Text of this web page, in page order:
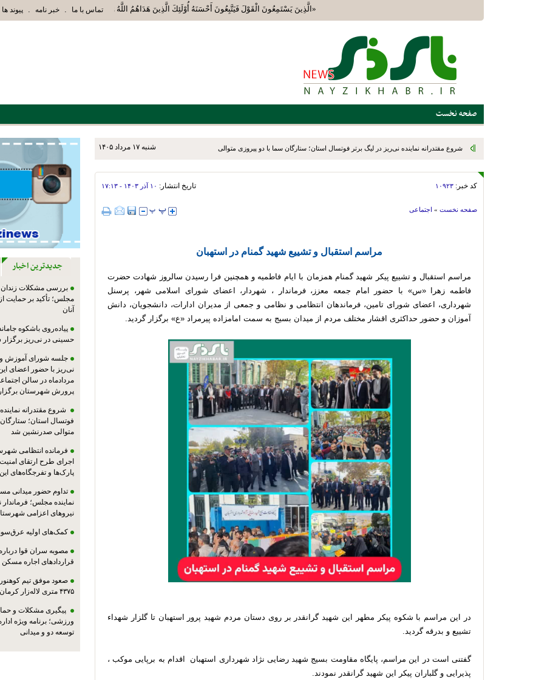
«الَّذِينَ يَسْتَمِعُونَ الْقَوْلَ فَيَتَّبِعُونَ أَحْسَنَهُ أُوْلَئِكَ الَّذِينَ هَدَاهُمُ اللَّهُ وَأُوْلَئِكَ هُمْ أُوْلُوا الْأَلْبَابِ» عاقلان
تماس با ما . خبر نامه . پیوند ها
صفحه نخست
شنبه ۱۷ مرداد ۱۴۰۵ شروع مقتدرانه نماینده نی‌ریز در لیگ برتر فوتسال استان؛ ستارگان سما با دو پیروزی متوالی
کد خبر: ۱۰۹۲۳ تاریخ انتشار: ۱۰ آذر ۱۴۰۳ - ۱۷:۱۳
صفحه نخست » اجتماعی
مراسم استقبال و تشییع شهید گمنام در استهبان
مراسم استقبال و تشییع پیکر شهید گمنام همزمان با ایام فاطمیه و همچنین فرا رسیدن سالروز شهادت حضرت
فاطمه زهرا «س» با حضور امام جمعه معزز، فرماندار ، شهردار، اعضای شورای اسلامی شهر، پرسنل
شهرداری، اعضای شورای تامین، فرماندهان انتظامی و نظامی و جمعی از مدیران ادارات، دانشجویان، دانش
آموزان و حضور حداکثری اقشار مختلف مردم از میدان بسیج به سمت امامزاده پیرمراد «ع» برگزار گردید.
در این مراسم با شکوه پیکر مطهر این شهید گرانقدر بر روی دستان مردم شهید پرور استهبان تا گلزار شهداء
تشییع و بدرقه گردید.
گفتنی است در این مراسم، پایگاه مقاومت بسیج شهید رضایی نژاد شهرداری استهبان اقدام به برپایی موکب ،
پذیرایی و گلباران پیکر این شهید گرانقدر نمودند.
جدیدترین اخبار
بررسی مشکلات زندان
مجلس؛ تأکید بر حمایت از
آنان
پیاده‌روی باشکوه
حسینی در نی‌ریز
جلسه شورای آموزش
مردادماه در سالن
پرورش شهرستان
شروع مقتدرانه
فوتسال استان؛
متوالی صدرنشین شد
فرمانده انتظامی
اجرای طرح ارتقای
پارک‌ها و تفرجگاه‌های
تداوم حضور میدانی
نماینده مجلس؛
نیروهای اعزامی
کمک‌های اولیه
مصوبه سران قوا
قراردادهای اجاره مسکن
صعود موفق تیم
۴۳۷۵ متری لاله‌زار کرمان
پیگیری مشکلات و
ورزشی؛ برنامه ویژه
توسعه دو و میدانی